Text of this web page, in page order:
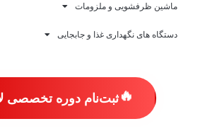
ماشین ظرفشویی و ملزومات
دستگاه های نگهداری غذا و جابجایی
🔥ثبت‌نام دوره تخصصی